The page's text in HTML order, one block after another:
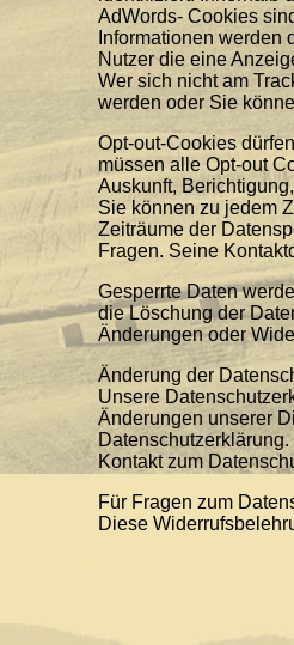
AdWords- Cookies
Informationen
Nutzer die eine
Wer sich nicht am
werden oder Sie
Opt-out-Cookies
müssen alle Opt-out
Auskunft,
Sie können zu jedem
Zeiträume der
Fragen. Seine
Gesperrte Daten
die Löschung der
Änderungen oder
Änderung der
Unsere
Änderungen unserer
Datenschutzerklärung.
Kontakt zum
Für Fragen zum
Diese